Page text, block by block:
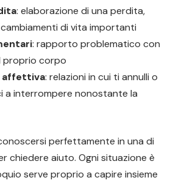
: elaborazione di una perdita,
di vita importanti
: rapporto problematico con
proprio corpo
affettiva: relazioni in cui ti annulli o
a interrompere nonostante la
perfettamente in una di
chiedere aiuto. Ogni situazione è
serve proprio a capire insieme